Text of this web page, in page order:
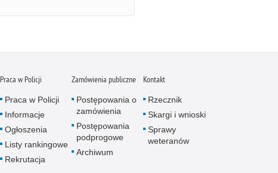
Przestępczość gospodarcza
Przestępczość internetowa
Przestępczość komputerowa
Przestępczość kryminalna
Praca w Policji
Praca w Policji
Informacje
Ogłoszenia
Listy rankingowe
Rekrutacja
Zamówienia publiczne
Postępowania o
zamówienia
Postępowania
podprogowe
Archiwum
Kontakt
Rzecznik
Skargi i wnioski
Sprawy
weteranów